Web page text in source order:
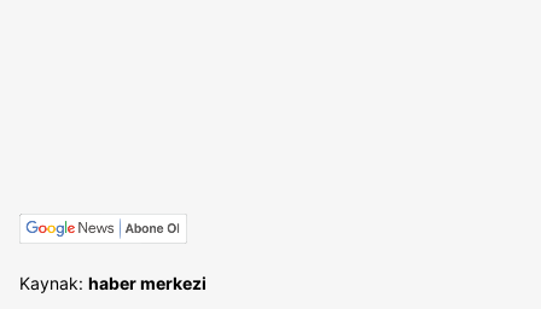
Kaynak: haber merkezi